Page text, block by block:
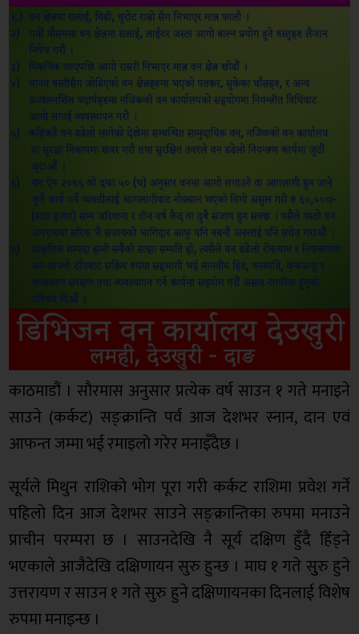
काठमाडौं । सौरमास अनुसार प्रत्येक वर्ष साउन १ गते मनाइने
साउने (कर्कट) सङ्क्रान्ति पर्व आज देशभर स्नान, दान एवं
आफन्त जम्मा भई रमाइलो गरेर मनाइँदैछ ।
सूर्यले मिथुन राशिको भोग पूरा गरी कर्कट राशिमा प्रवेश गर्ने
पहिलो दिन आज देशभर साउने सङ्क्रान्तिका रुपमा मनाउने
प्राचीन परम्परा छ । साउनदेखि नै सूर्य दक्षिण हुँदै हिँड्ने
भएकाले आजैदेखि दक्षिणायन सुरु हुन्छ । माघ १ गते सुुरु हुने
उत्तरायण र साउन १ गते सुरु हुने दक्षिणायनका दिनलाई विशेष
रुपमा मनाइन्छ ।